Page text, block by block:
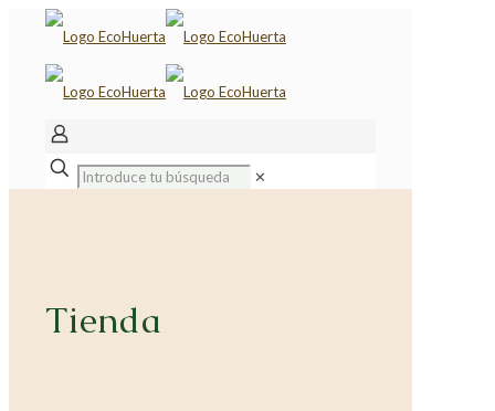
✕
Tienda